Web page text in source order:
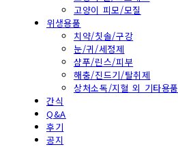
고양이 피모/모질
위생용품
치약/칫솔/구강
눈/귀/세정제
샴푸/린스/피부
해충/진드기/탈취제
상처소독/지혈 외 기타용품
간식
Q&A
후기
공지